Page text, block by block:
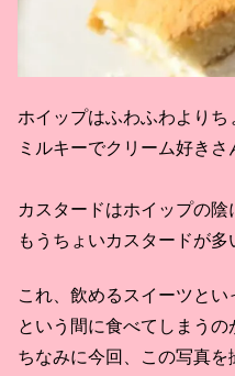
ホイップはふわふわよりち
ミルキーでクリーム好き
カスタードはホイップの陰
もうちょいカスタードが多
これ、飲めるスイーツと
という間に食べてしまう
ちなみに今回、この写真